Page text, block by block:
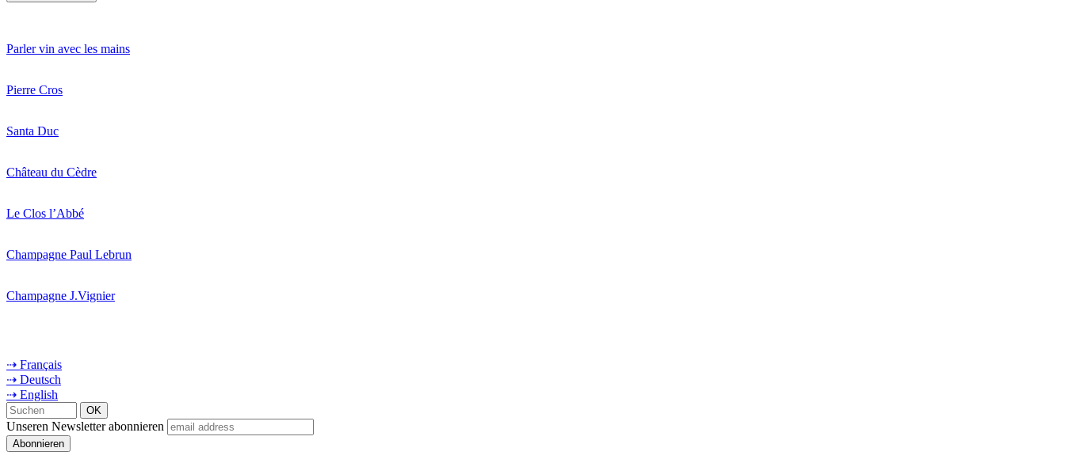
Parler vin avec les mains
Pierre Cros
Santa Duc
Château du Cèdre
Le Clos l’Abbé
Champagne Paul Lebrun
Champagne J.Vignier
⇢ Français
⇢ Deutsch
⇢ English
Unseren Newsletter abonnieren